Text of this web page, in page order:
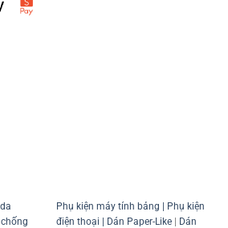
Phụ kiện máy tính bảng | Phụ kiện
điện thoại | Dán Paper-Like| Dán